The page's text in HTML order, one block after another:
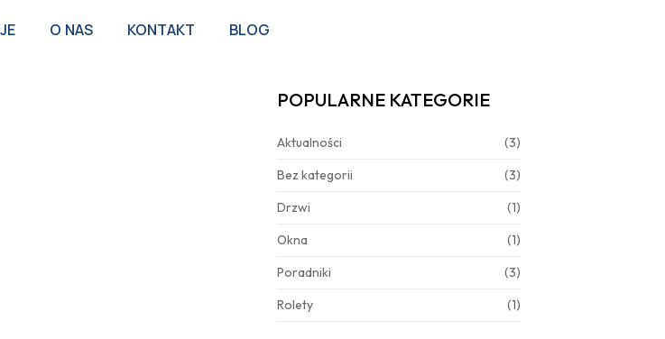
O NAS KONTAKT BLOG
POPULARNE KATEGORIE
Aktualności
(3)
Bez kategorii
(3)
Drzwi
(1)
Okna
(1)
Poradniki
(3)
Rolety
(1)